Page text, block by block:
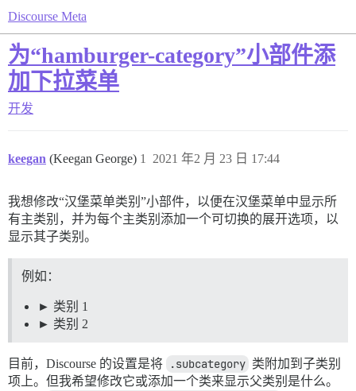
Discourse Meta
为“hamburger-category”小部件添
加下拉菜单
开发
keegan (Keegan George) 2021 年2 月 23 日 17:44
1
我想修改“汉堡菜单类别”小部件，以便在汉堡菜单中显示所
有主类别，并为每个主类别添加一个可切换的展开选项，以
显示其子类别。
例如：
类别 1
类别 2
目前，Discourse 的设置是将 .subcategory 类附加到子类别
项上。但我希望修改它或添加一个类来显示父类别是什么。